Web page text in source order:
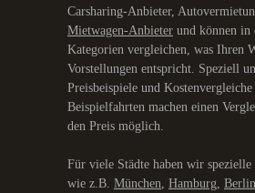
Carsharing-Anbieter,
Mietwagen-Anbieter und können in
Kategorien vergleichen, was Ihren
Vorstellungen entspricht. Speziell
Preisbeispiele und Kostenvergleiche
Beispielfahrten machen einen
den Preis möglich.
Für viele Städte haben wir spezielle
wie z.B. München Hamburg Berlin